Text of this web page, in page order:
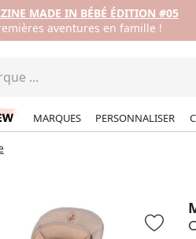
MADE IN BÉBÉ ÉDITION #05
aventures en famille !
MARQUES PERSONNALISER